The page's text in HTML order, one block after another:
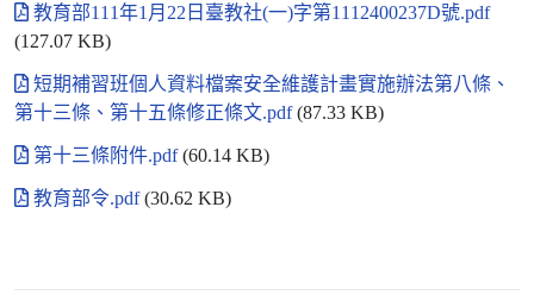
教育部111年1月22日臺教社(一)字第1112400237D號.pdf
(127.07 KB)
短期補習班個人資料檔案安全維護計畫實施辦法第八條、
第十三條、第十五條修正條文.pdf(87.33 KB)
第十三條附件.pdf(60.14 KB)
教育部令.pdf(30.62 KB)